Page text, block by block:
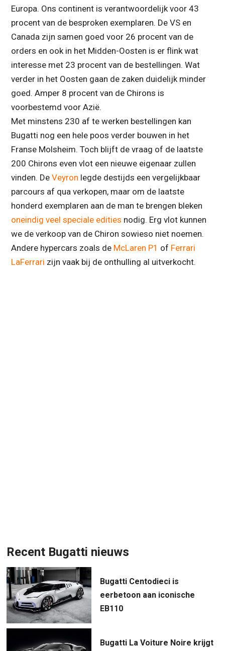
Europa. Ons continent is verantwoordelijk voor 43
procent van de besproken exemplaren. De VS en
Canada zijn samen goed voor 26 procent van de
orders en ook in het Midden-Oosten is er flink wat
interesse met 23 procent van de bestellingen. Wat
verder in het Oosten gaan de zaken duidelijk minder
goed. Amper 8 procent van de Chirons is
voorbestemd voor Azië.
Met minstens 230 af te werken bestellingen kan
Bugatti nog een hele poos verder bouwen in het
Franse Molsheim. Toch blijft de vraag of de laatste
200 Chirons even vlot een nieuwe eigenaar zullen
vinden. De Veyron legde destijds een vergelijkbaar
parcours af qua verkopen, maar om de laatste
honderd exemplaren aan de man te brengen bleken
oneindig veel speciale edities nodig. Erg vlot kunnen
we de verkoop van de Chiron sowieso niet noemen.
Andere hypercars zoals de McLaren P1 of Ferrari
LaFerrari zijn vaak bij de onthulling al uitverkocht.
Recent Bugatti nieuws
Bugatti Centodieci is
eerbetoon aan iconische
EB110
Bugatti La Voiture Noire krijgt